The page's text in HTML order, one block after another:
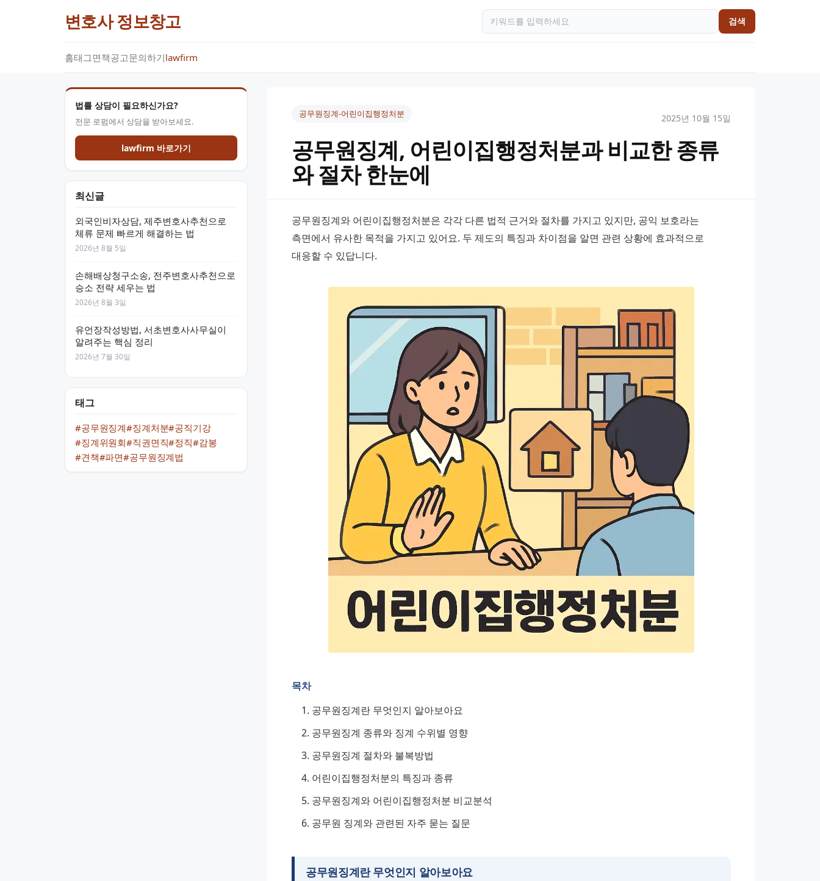
변호사 정보창고 검색
홈태그면책공고문의하기lawfirm
법률 상담이 필요하신가요?
전문 로펌에서 상담을 받아보세요.
lawfirm 바로가기
최신글
외국인비자상담, 제주변호사추천으로
체류 문제 빠르게 해결하는 법
2026년 8월 5일
손해배상청구소송, 전주변호사추천으로
승소 전략 세우는 법
2026년 8월 3일
유언장작성방법, 서초변호사사무실이
알려주는 핵심 정리
2026년 7월 30일
태그
#공무원징계#징계처분#공직기강
#징계위원회#직권면직#정직#감봉
#견책#파면#공무원징계법
공무원징계-어린이집행정처분 2025년 10월 15일
공무원징계, 어린이집행정처분과 비교한 종류
와 절차 한눈에
공무원징계와 어린이집행정처분은 각각 다른 법적 근거와 절차를 가지고 있지만, 공익 보호라는
측면에서 유사한 목적을 가지고 있어요. 두 제도의 특징과 차이점을 알면 관련 상황에 효과적으로
대응할 수 있답니다.
목차
공무원징계란 무엇인지 알아보아요
공무원징계 종류와 징계 수위별 영향
공무원징계 절차와 불복방법
어린이집행정처분의 특징과 종류
공무원징계와 어린이집행정처분 비교분석
공무원 징계와 관련된 자주 묻는 질문
공무원징계란 무엇인지 알아보아요